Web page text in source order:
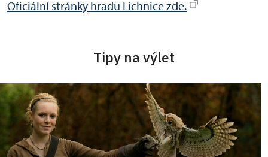
Oficiální stránky hradu Lichnice zde.
Tipy na výlet